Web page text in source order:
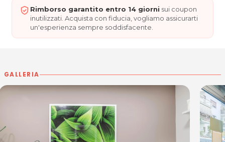
Rimborso garantito entro 14 giorni sui coupon
inutilizzati. Acquista con fiducia, vogliamo assicurarti
un'esperienza sempre soddisfacente.
GALLERIA